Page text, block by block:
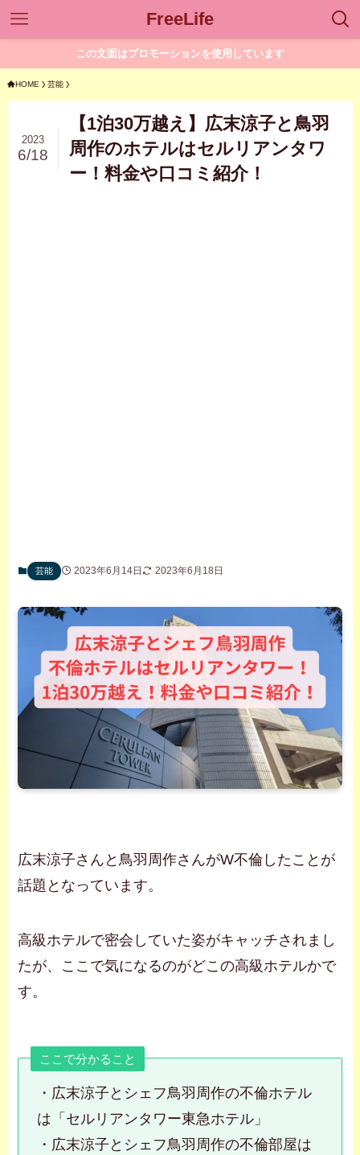
FreeLife
この文面はプロモーションを使用しています
HOME 芸能
【1泊30万越え】広末涼子と鳥羽
周作のホテルはセルリアンタワ
ー！料金や口コミ紹介！
2023
6/18
芸能 2023年6月14日 2023年6月18日
広末涼子さんと鳥羽周作さんがW不倫したことが
話題となっています。
高級ホテルで密会していた姿がキャッチされまし
たが、ここで気になるのがどこの高級ホテルかで
す。
ここで分かること
・広末涼子とシェフ鳥羽周作の不倫ホテル
は「セルリアンタワー東急ホテル」
・広末涼子とシェフ鳥羽周作の不倫部屋は